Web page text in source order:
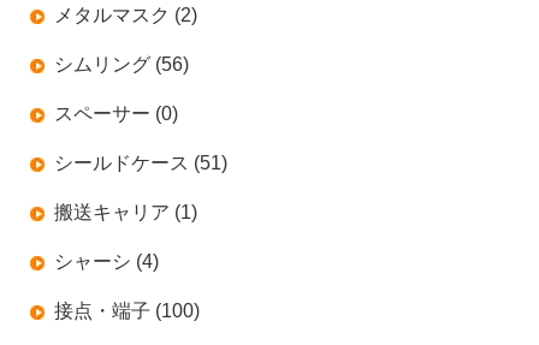
メタルマスク (2)
シムリング (56)
スペーサー (0)
シールドケース (51)
搬送キャリア (1)
シャーシ (4)
接点・端子 (100)